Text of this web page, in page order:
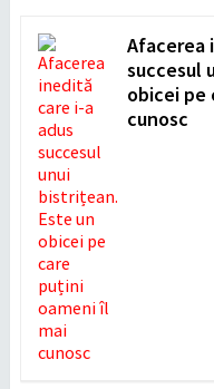
Afacerea
succesul
obicei pe
cunosc